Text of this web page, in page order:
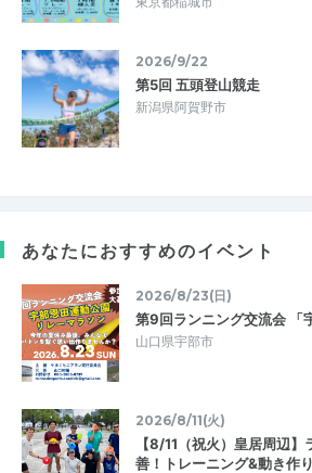
2026/9/22
第5回 五頭登山競走
新潟県阿賀野市
あなたにおすすめのイベント
2026/8/23(日)
第9回ランニング交流会 「
山口県宇部市
2026/8/11(火)
【8/11（祝火）皇居周辺
善！トレーニング&動き作